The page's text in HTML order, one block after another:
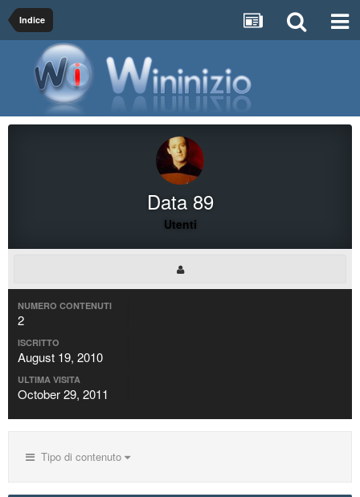
Indice
Data 89
Utenti
NUMERO CONTENUTI
2
ISCRITTO
August 19, 2010
ULTIMA VISITA
October 29, 2011
Tipo di contenuto